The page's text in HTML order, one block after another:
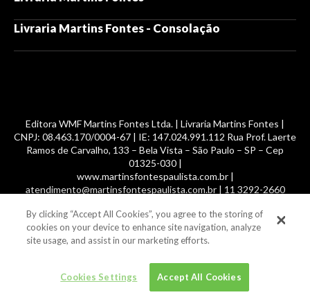
Livraria Martins Fontes - Consolação
Editora WMF Martins Fontes Ltda. | Livraria Martins Fontes |
CNPJ: 08.463.170/0004-67 | IE: 147.024.991.112 Rua Prof. Laerte
Ramos de Carvalho, 133 – Bela Vista – São Paulo – SP – Cep
01325-030 |
www.martinsfontespaulista.com.br |
atendimento@martinsfontespaulista.com.br | 11 3292-2660
© 2014 -2026, MartinsFontes livros nacionais e importados,
com mais de 700 mil títulos. Todos os direitos reservados.
By clicking “Accept All Cookies”, you agree to the storing of
cookies on your device to enhance site navigation, analyze
site usage, and assist in our marketing efforts.
Cookies Settings Accept All Cookies